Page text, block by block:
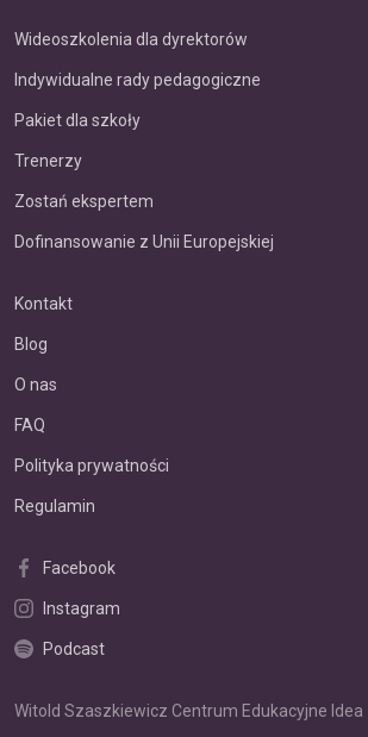
Wideoszkolenia dla dyrektorów
Indywidualne rady pedagogiczne
Pakiet dla szkoły
Trenerzy
Zostań ekspertem
Dofinansowanie z Unii Europejskiej
Kontakt
Blog
O nas
FAQ
Polityka prywatności
Regulamin
Facebook
Instagram
Podcast
Witold Szaszkiewicz Centrum Edukacyjne Idea